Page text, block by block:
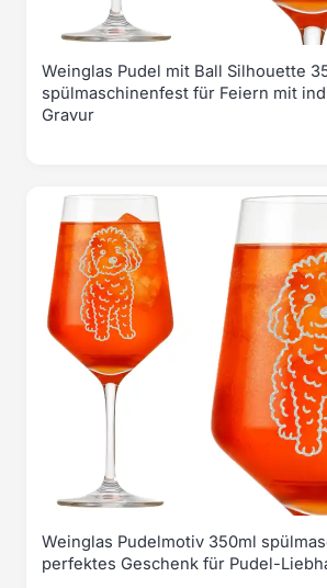
Weinglas Pudel mit Ball Silhouette
spülmaschinenfest für Feiern mit
Gravur
Weinglas Pudelmotiv 350ml
perfektes Geschenk für Pudel-